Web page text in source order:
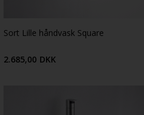
Sort Lille håndvask Square
2.685,00 DKK